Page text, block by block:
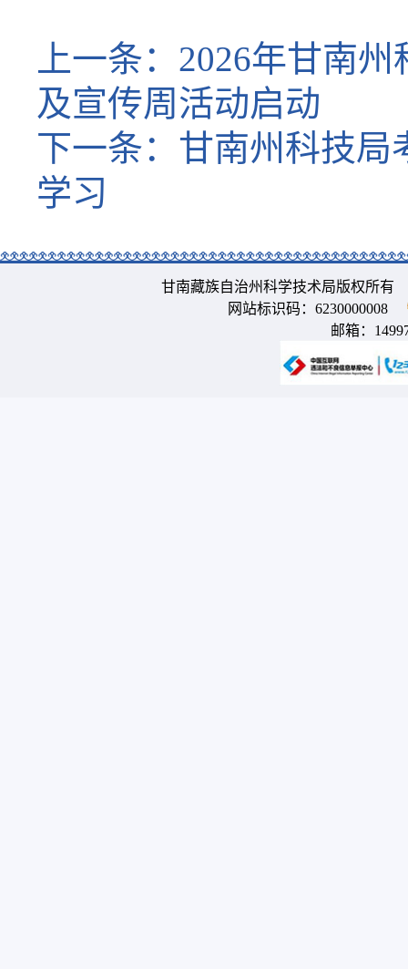
上一条： 2026年甘南
及宣传周活动启动
下一条： 甘南州科技局
学习
甘南藏族自治州科学技术局版权所
网站标识码：6230000008
邮箱：